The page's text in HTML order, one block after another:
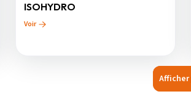
ISOHYDRO
Voir